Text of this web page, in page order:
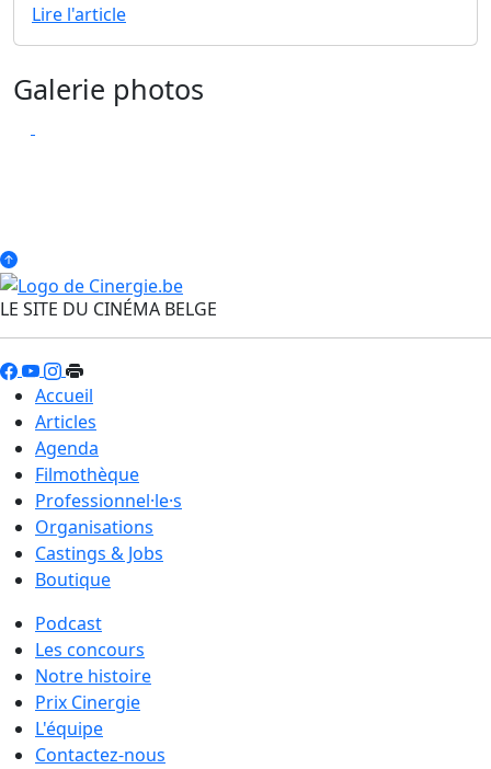
Lire l'article
Galerie photos
LE SITE DU CINÉMA BELGE
Accueil
Articles
Agenda
Filmothèque
Professionnel·le·s
Organisations
Castings & Jobs
Boutique
Podcast
Les concours
Notre histoire
Prix Cinergie
L'équipe
Contactez-nous